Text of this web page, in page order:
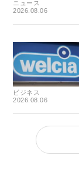
ニュース
2026.08.06
ビジネス
2026.08.06